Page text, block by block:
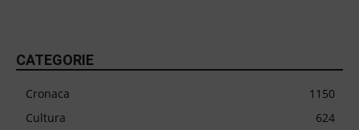
CATEGORIE
Cronaca
1150
Cultura
624